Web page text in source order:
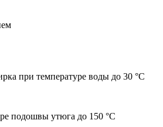
при температуре воды до 30 °C
подошвы утюга до 150 °C